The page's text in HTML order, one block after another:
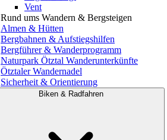
Vent
Rund ums Wandern & Bergsteigen
Almen & Hütten
Bergbahnen & Aufstiegshilfen
Bergführer & Wanderprogramm
Naturpark Ötztal Wanderunterkünfte
Ötztaler Wandernadel
Sicherheit & Orientierung
Biken & Radfahren